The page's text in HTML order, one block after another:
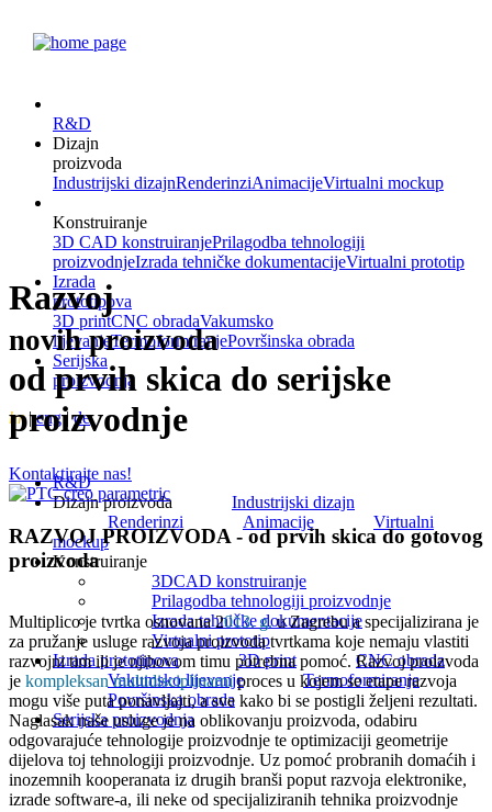
R&D
Dizajn
proizvoda
Industrijski dizajnRenderinziAnimacijeVirtualni mockup
Konstruiranje
3D CAD konstruiranjePrilagodba tehnologiji
proizvodnjeIzrada tehničke dokumentacijeVirtualni prototip
Izrada
prototipova
3D printCNC obradaVakumsko
lijevanjeTermoformiranjePovršinska obrada
Serijska
proizvodnja
hr|eng|de
R&D
Dizajn proizvoda
Industrijski dizajn
Renderinzi
Animacije
Virtualni
mockup
Konstruiranje
3DCAD konstruiranje
Prilagodba tehnologiji proizvodnje
Izrada tehničke dokumentacije
Virtualni prototip
Izrada prototipova
3D print
CNC obrada
Vakumsko lijevanje
Termoformiranje
Površinska obrada
Serijska proizvodnja
Razvoj
novih proizvoda
od prvih skica do serijske
proizvodnje
Kontaktirajte nas!
RAZVOJ PROIZVODA - od prvih skica do gotovog
proizvoda
Multiplico je tvrtka osnovana 2013. g.u Zagrebu a specijalizirana je
za pružanje usluge razvoja proizvoda tvrtkama koje nemaju vlastiti
razvojni tim ili je njihovom timu potrebna pomoć. Razvoj proizvoda
je kompleksan multidisciplinarniproces u kojem se etape razvoja
mogu više puta ponavljajti, a sve kako bi se postigli željeni rezultati.
Naglasak naše usluge je na oblikovanju proizvoda, odabiru
odgovarajuće tehnologije proizvodnje te optimizaciji geometrije
dijelova toj tehnologiji proizvodnje. Uz pomoć probranih domaćih i
inozemnih kooperanata iz drugih branši poput razvoja elektronike,
izrade software-a, ili neke od specijaliziranih tehnika proizvodnje